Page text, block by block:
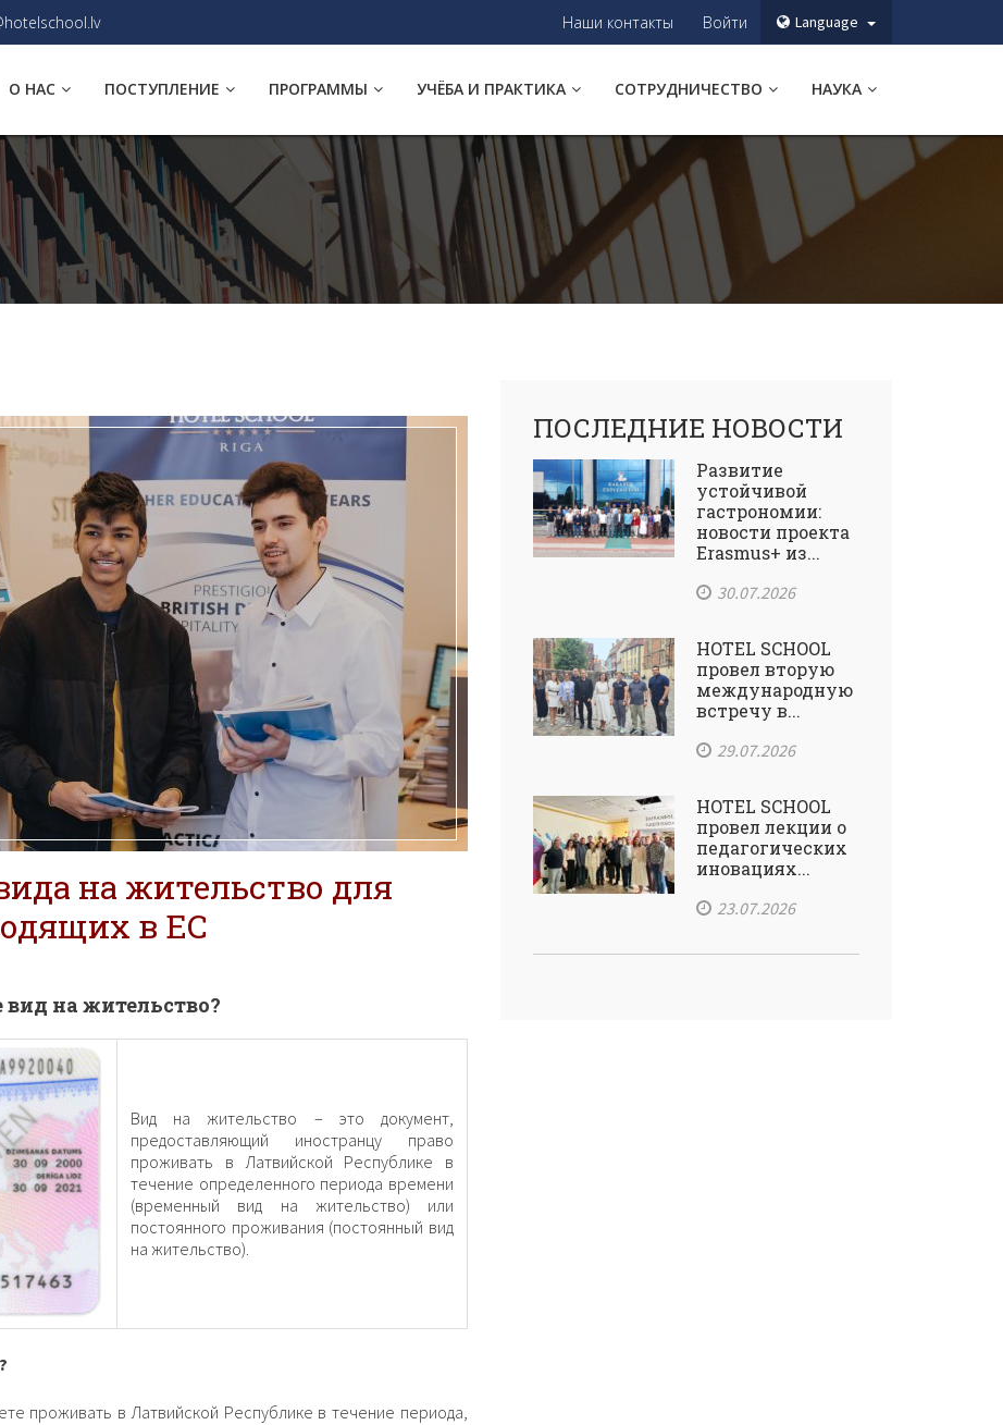
Language
Наши контакты Войти
О НАС ПОСТУПЛЕНИЕ ПРОГРАММЫ УЧЁБА И ПРАКТИКА СОТРУДНИЧЕСТВО НАУКА
на жительство для
в ЕС
вид на жительство?
Вид на жительство – это документ,
предоставляющий иностранцу право
проживать в Латвийской Республике в
течение определенного периода времени
(временный вид на жительство) или
постоянного проживания (постоянный вид
на жительство).
проживать в Латвийской Республике в течение периода,
ПОСЛЕДНИЕ НОВОСТИ
Развитие
устойчивой
гастрономии:
новости проекта
Erasmus+ из...
30.07.2026
HOTEL SCHOOL
провел вторую
международную
встречу в...
29.07.2026
HOTEL SCHOOL
провел лекции о
педагогических
иновациях...
23.07.2026